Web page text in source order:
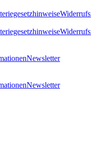
Newsletter
Newsletter